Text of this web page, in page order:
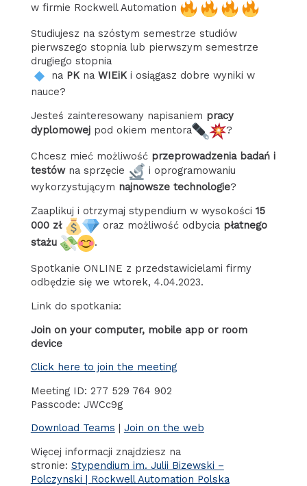
w firmie Rockwell Automation
Studiujesz na szóstym semestrze studiów
pierwszego stopnia lub pierwszym semestrze
drugiego stopnia
na PKna WIEiKi osiągasz dobre wyniki w
nauce?
Jesteś zainteresowany napisaniem pracy
dyplomowejpod okiem mentora ?
Chcesz mieć możliwość przeprowadzenia badań i
testówna sprzęcie
i oprogramowaniu
wykorzystującym najnowsze technologie?
Zaaplikuj i otrzymaj stypendium w wysokości 15
000 zł
oraz możliwość odbycia płatnego
stażu
.
Spotkanie ONLINE z przedstawicielami firmy
odbędzie się we wtorek, 4.04.2023.
Link do spotkania:
Join on your computer, mobile app or room
device
Click here to join the meeting
Meeting ID: 277 529 764 902
Passcode: JWCc9g
Download Teams | Join on the web
Więcej informacji znajdziesz na
stronie: Stypendium im. Julii Bizewski –
Polczynski | Rockwell Automation Polska